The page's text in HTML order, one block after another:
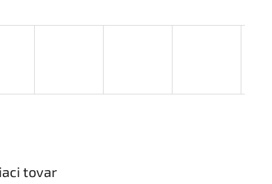
tovar